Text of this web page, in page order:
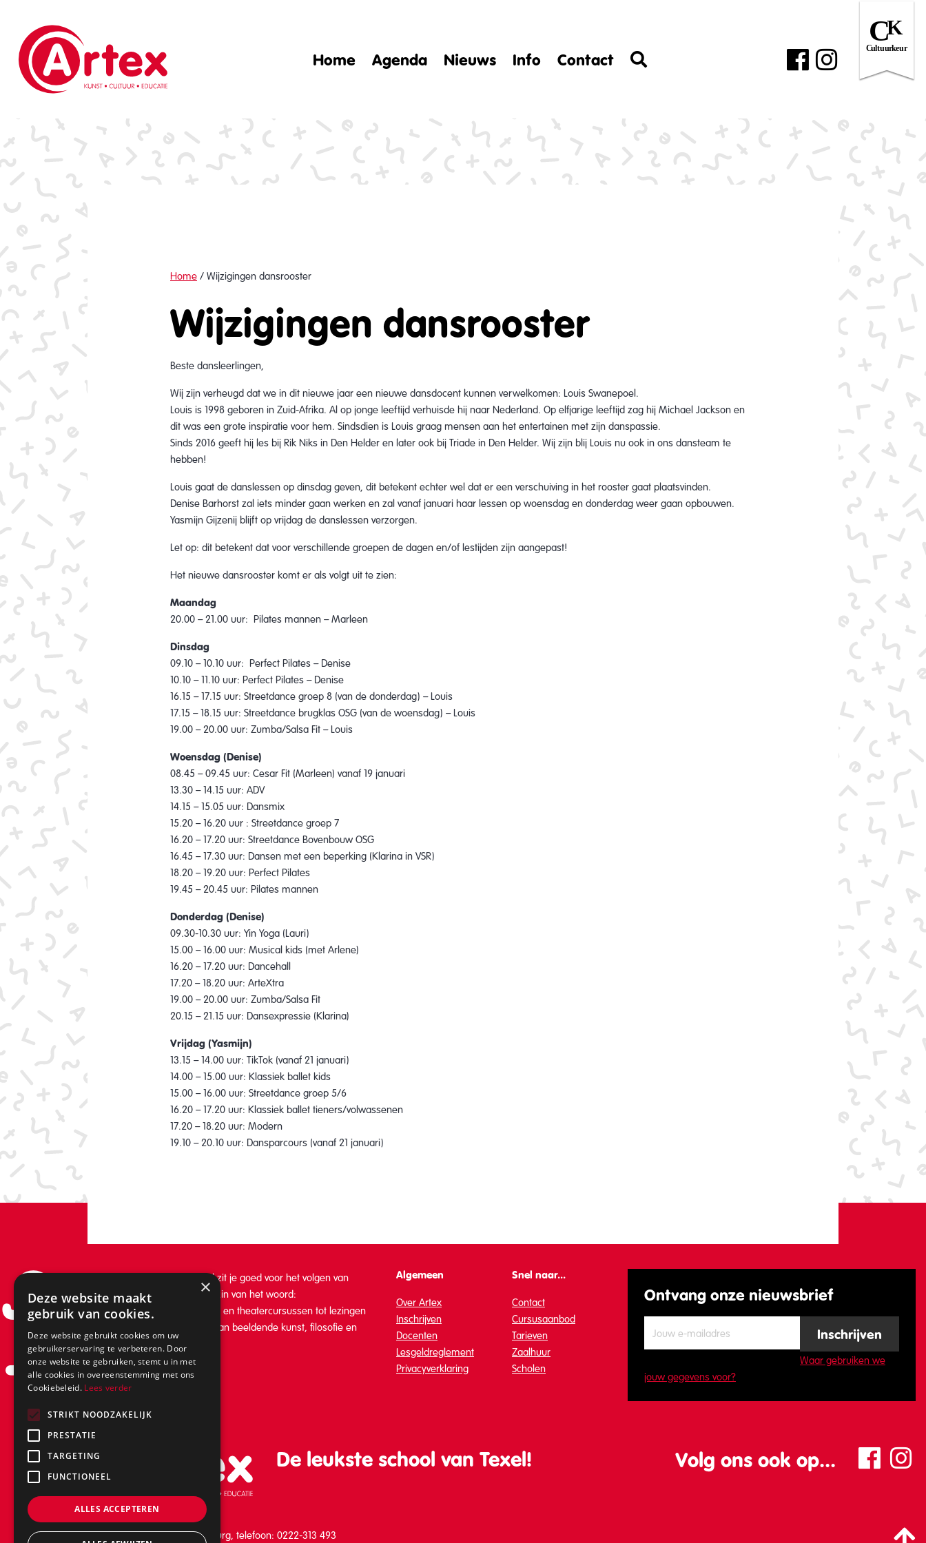
Home Agenda Nieuws Info Contact
Home / Wijzigingen dansrooster
Wijzigingen dansrooster
Beste dansleerlingen,
Wij zijn verheugd dat we in dit nieuwe jaar een nieuwe dansdocent kunnen verwelkomen: Louis Swanepoel.
Louis is 1998 geboren in Zuid-Afrika. Al op jonge leeftijd verhuisde hij naar Nederland. Op elfjarige leeftijd zag hij Michael Jackson en
dit was een grote inspiratie voor hem. Sindsdien is Louis graag mensen aan het entertainen met zijn danspassie.
Sinds 2016 geeft hij les bij Rik Niks in Den Helder en later ook bij Triade in Den Helder. Wij zijn blij Louis nu ook in ons dansteam te
hebben!
Louis gaat de danslessen op dinsdag geven, dit betekent echter wel dat er een verschuiving in het rooster gaat plaatsvinden.
Denise Barhorst zal iets minder gaan werken en zal vanaf januari haar lessen op woensdag en donderdag weer gaan opbouwen.
Yasmijn Gijzenij blijft op vrijdag de danslessen verzorgen.
Let op: dit betekent dat voor verschillende groepen de dagen en/of lestijden zijn aangepast!
Het nieuwe dansrooster komt er als volgt uit te zien:
Maandag
20.00 – 21.00 uur: Pilates mannen – Marleen
Dinsdag
09.10 – 10.10 uur: Perfect Pilates – Denise
10.10 – 11.10 uur: Perfect Pilates – Denise
16.15 – 17.15 uur: Streetdance groep 8 (van de donderdag) – Louis
17.15 – 18.15 uur: Streetdance brugklas OSG (van de woensdag) – Louis
19.00 – 20.00 uur: Zumba/Salsa Fit – Louis
Woensdag (Denise)
08.45 – 09.45 uur: Cesar Fit (Marleen) vanaf 19 januari
13.30 – 14.15 uur: ADV
14.15 – 15.05 uur: Dansmix
15.20 – 16.20 uur : Streetdance groep 7
16.20 – 17.20 uur: Streetdance Bovenbouw OSG
16.45 – 17.30 uur: Dansen met een beperking (Klarina in VSR)
18.20 – 19.20 uur: Perfect Pilates
19.45 – 20.45 uur: Pilates mannen
Donderdag (Denise)
09.30-10.30 uur: Yin Yoga (Lauri)
15.00 – 16.00 uur: Musical kids (met Arlene)
16.20 – 17.20 uur: Dancehall
17.20 – 18.20 uur: ArteXtra
19.00 – 20.00 uur: Zumba/Salsa Fit
20.15 – 21.15 uur: Dansexpressie (Klarina)
Vrijdag (Yasmijn)
13.15 – 14.00 uur: TikTok (vanaf 21 januari)
14.00 – 15.00 uur: Klassiek ballet kids
15.00 – 16.00 uur: Streetdance groep 5/6
16.20 – 17.20 uur: Klassiek ballet tieners/volwassenen
17.20 – 18.20 uur: Modern
19.10 – 20.10 uur: Dansparcours (vanaf 21 januari)
Bij Artex Kunstenschool Texel zit je goed voor het volgen van
kunsteducatie in de breedste zin van het woord:
van muzieklessen, danslessen en theatercursussen tot lezingen
en workshops op het gebied van beeldende kunst, filosofie en
schrijven.
Algemeen
Over Artex
Inschrijven
Docenten
Lesgeldreglement
Privacyverklaring
Snel naar...
Contact
Cursusaanbod
Tarieven
Zaalhuur
Scholen
Ontvang onze nieuwsbrief
Waar gebruiken we
jouw gegevens voor?
De leukste school van Texel! Volg ons ook op...
Schilderend 39, 1791 BB Den Burg, telefoon: 0222-313 493
×
Deze website maakt
gebruik van cookies.
Deze website gebruikt cookies om uw
gebruikerservaring te verbeteren. Door
onze website te gebruiken, stemt u in met
alle cookies in overeenstemming met ons
Cookiebeleid. Lees verder
STRIKT NOODZAKELIJK
PRESTATIE
TARGETING
FUNCTIONEEL
ALLES ACCEPTEREN